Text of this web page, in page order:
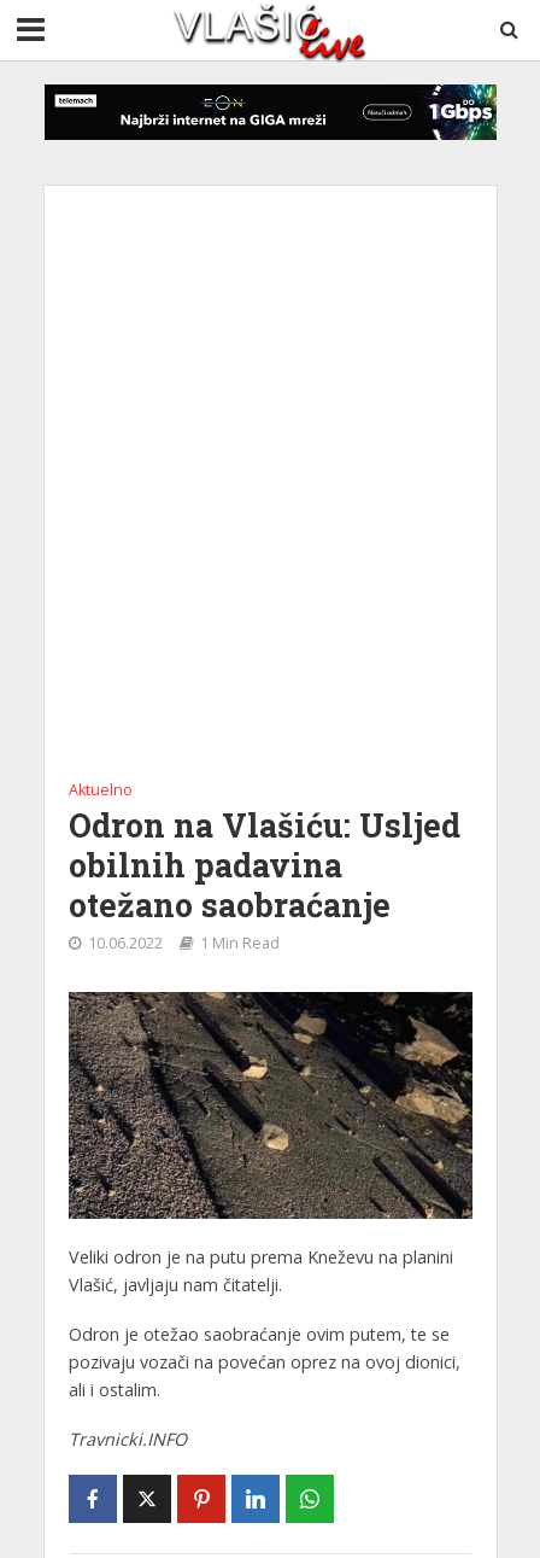
Aktuelno
Odron na Vlašiću: Usljed
obilnih padavina
otežano saobraćanje
10.06.2022 1 Min Read
Veliki odron je na putu prema Kneževu na planini
Vlašić, javljaju nam čitatelji.
Odron je otežao saobraćanje ovim putem, te se
pozivaju vozači na povećan oprez na ovoj dionici,
ali i ostalim.
Travnicki.INFO